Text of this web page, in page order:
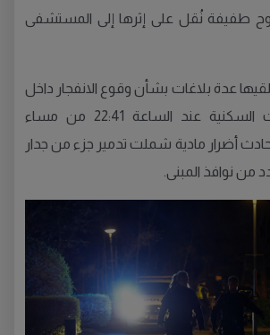
طفيفة نُقل على إثرها إلى المستشفى
عدة بلاغات بشأن وقوع الانفجار داخل
أحد مداخل البنايات السكنية عند الساعة 22:41 من مساء
أضرار مادية شملت تدمير جزء من جدار
من نوافذ المبنى.